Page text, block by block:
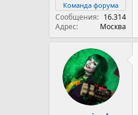
Команда форума
Сообщения
16.314
Адрес
Москва